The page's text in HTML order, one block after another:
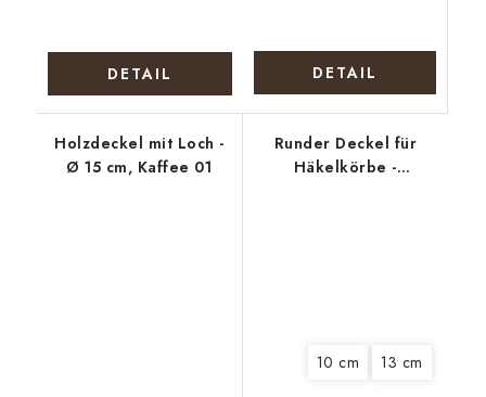
DETAIL DETAIL
Holzdeckel mit Loch -
Ø 15 cm, Kaffee 01
Runder Deckel für
Häkelkörbe -
10 cm 13 cm